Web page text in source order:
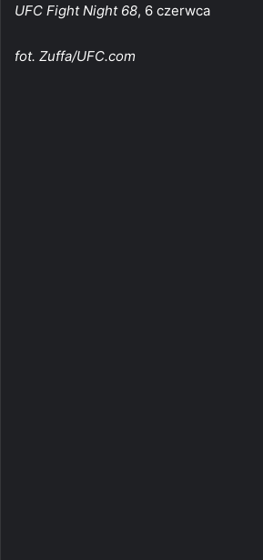
UFC Fight Night 68, 6 czerwca
fot. Zuffa/UFC.com